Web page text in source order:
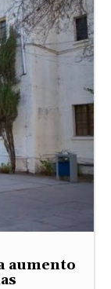
aumento